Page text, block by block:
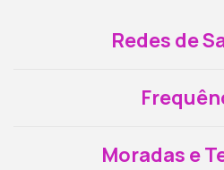
Redes de
Moradas e